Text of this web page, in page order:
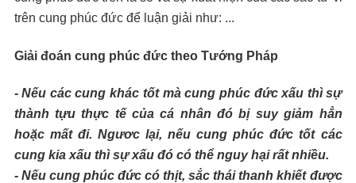
trên cung phúc đức để luận giải như: ...
Giải đoán cung phúc đức theo Tướng Pháp
- Nếu các cung khác tốt mà cung phúc đức xấu thì sự
thành tựu thực tế của cá nhân đó bị suy giảm hẳn
hoặc mất đi. Ngươc lại, nếu cung phúc đức tốt các
cung kia xấu thì sự xấu đó có thể nguy hại rất nhiều.
- Nếu cung phúc đức có thịt, sắc thái thanh khiết được